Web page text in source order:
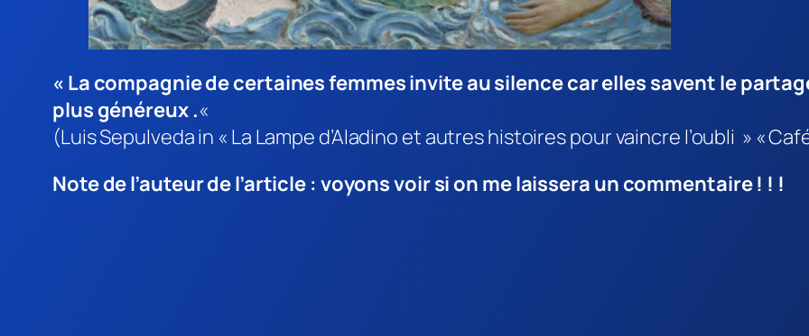
« La compagnie de certaines femmes invite au silencecar elles savent le
plus généreux .«
(Luis Sepulveda in « La Lampe d’Aladino et autres histoires pour vaincre l’oubli » «
Note de l’auteur de l’article : voyons voir si on me laissera un commentaire ! ! !